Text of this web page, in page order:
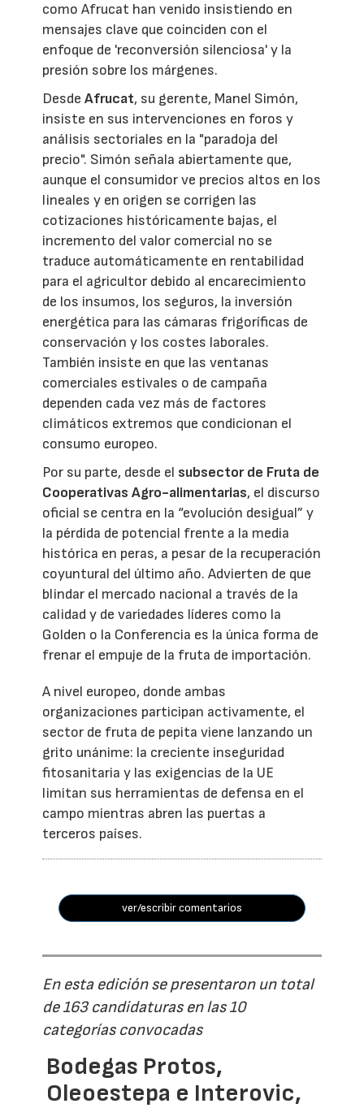
como Afrucat han venido insistiendo en
mensajes clave que coinciden con el
enfoque de 'reconversión silenciosa' y la
presión sobre los márgenes.
DesdeAfrucat, su gerente, Manel Simón,
insiste en sus intervenciones en foros y
análisis sectoriales en la "paradoja del
precio". Simón señala abiertamente que,
aunque el consumidor ve precios altos en los
lineales y en origen se corrigen las
cotizaciones históricamente bajas, el
incremento del valor comercial no se
traduce automáticamente en rentabilidad
para el agricultor debido al encarecimiento
de los insumos, los seguros, la inversión
energética para las cámaras frigoríficas de
conservación y los costes laborales.
También insiste en que las ventanas
comerciales estivales o de campaña
dependen cada vez más de factores
climáticos extremos que condicionan el
consumo europeo.
Por su parte, desde el subsector de Fruta de
Cooperativas Agro-alimentarias, el discurso
oficial se centra en la “evolución desigual” y
la pérdida de potencial frente a la media
histórica en peras, a pesar de la recuperación
coyuntural del último año. Advierten de que
blindar el mercado nacional a través de la
calidad y de variedades líderes como la
Golden o la Conferencia es la única forma de
frenar el empuje de la fruta de importación.
A nivel europeo, donde ambas
organizaciones participan activamente, el
sector de fruta de pepita viene lanzando un
grito unánime: la creciente inseguridad
fitosanitaria y las exigencias de la UE
limitan sus herramientas de defensa en el
campo mientras abren las puertas a
terceros países.
ver/escribir comentarios
En esta edición se presentaron un total
de 163 candidaturas en las 10
categorías convocadas
Bodegas Protos,
Oleoestepa e Interovic,